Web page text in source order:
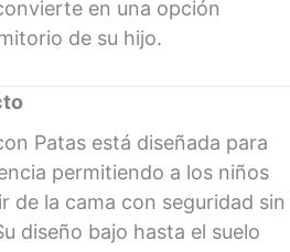
en una opción
de su hijo.
Patas está diseñada para
permitiendo a los niños
de la cama con seguridad sin
diseño bajo hasta el suelo